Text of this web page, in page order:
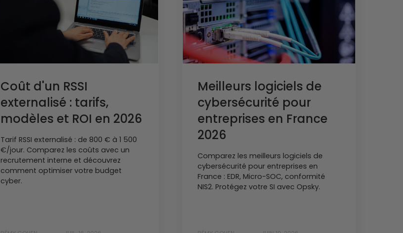
Coût d'un RSSI
externalisé : tarifs,
modèles et ROI en 2026
Tarif RSSI externalisé : de 800 € à 1 500
€/jour. Comparez les coûts avec un
recrutement interne et découvrez
comment optimiser votre budget
cyber.
Meilleurs logiciels de
cybersécurité pour
entreprises en France
2026
Comparez les meilleurs logiciels de
cybersécurité pour entreprises en
France : EDR, Micro-SOC, conformité
NIS2. Protégez votre SI avec Opsky.